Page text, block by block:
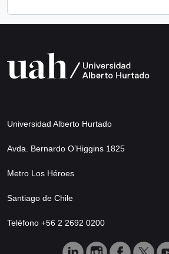
Universidad Alberto Hurtado
Avda. Bernardo O’Higgins 1825
Metro Los Héroes
Santiago de Chile
Teléfono +56 2 2692 0200